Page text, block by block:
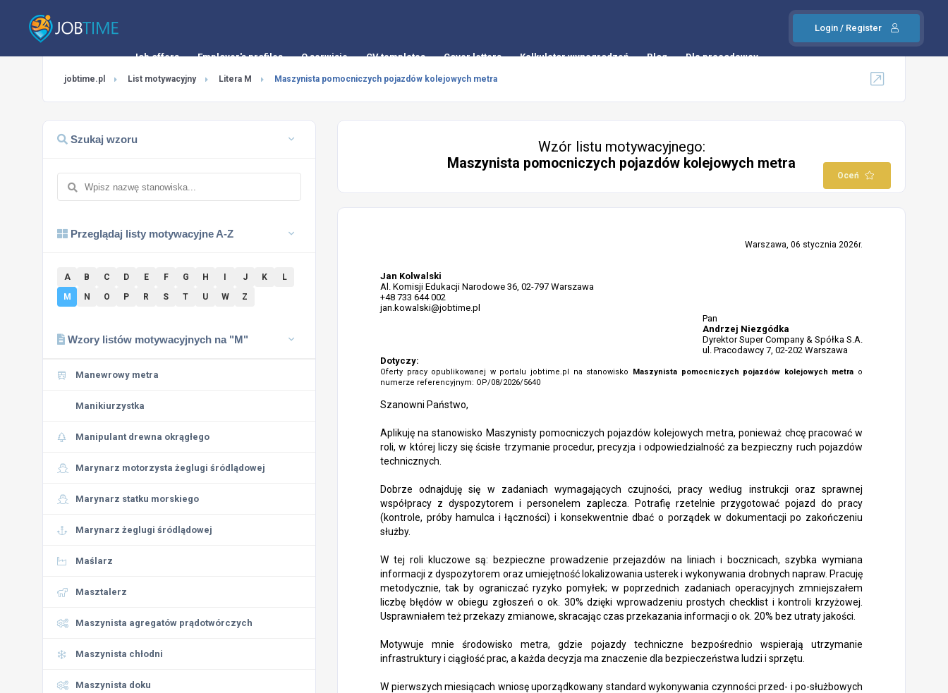
Login / Register
Job offers Employer's profiles O serwisie CV templates Cover letters Kalkulator wynagrodzeń Blog Dla pracodawcy
jobtime.pl List motywacyjny Litera M Maszynista pomocniczych pojazdów kolejowych metra
Szukaj wzoru
Przeglądaj listy motywacyjne A-Z
A B C D E F G H J K
L
M
N O P R S T U W Z
Wzory listów motywacyjnych na "M"
Manewrowy metra
Manikiurzystka
Manipulant drewna okrągłego
Marynarz motorzysta żeglugi śródlądowej
Marynarz statku morskiego
Marynarz żeglugi śródlądowej
Maślarz
Masztalerz
Maszynista agregatów prądotwórczych
Maszynista chłodni
Maszynista doku
Wzór listu motywacyjnego:
Maszynista pomocniczych pojazdów kolejowych metra
Oceń
Warszawa, 06 stycznia 2026r.
Jan Kolwalski
Al. Komisji Edukacji Narodowe 36, 02-797 Warszawa
+48 733 644 002
jan.kowalski@jobtime.pl
Pan
Andrzej Niezgódka
Dyrektor Super Company & Spółka S.A.
ul. Pracodawcy 7, 02-202 Warszawa
Dotyczy:
Oferty pracy opublikowanej w portalu jobtime.pl na stanowisko Maszynista pomocniczych pojazdów kolejowych metra o
numerze referencyjnym: OP/08/2026/5640
Szanowni Państwo,
Aplikuję na stanowisko Maszynisty pomocniczych pojazdów kolejowych metra, ponieważ chcę pracować w
roli, w której liczy się ścisłe trzymanie procedur, precyzja i odpowiedzialność za bezpieczny ruch pojazdów
technicznych.
Dobrze odnajduję się w zadaniach wymagających czujności, pracy według instrukcji oraz sprawnej
współpracy z dyspozytorem i personelem zaplecza. Potrafię rzetelnie przygotować pojazd do pracy
(kontrole, próby hamulca i łączności) i konsekwentnie dbać o porządek w dokumentacji po zakończeniu
służby.
W tej roli kluczowe są: bezpieczne prowadzenie przejazdów na liniach i bocznicach, szybka wymiana
informacji z dyspozytorem oraz umiejętność lokalizowania usterek i wykonywania drobnych napraw. Pracuję
metodycznie, tak by ograniczać ryzyko pomyłek; w poprzednich zadaniach operacyjnych zmniejszałem
liczbę błędów w obiegu zgłoszeń o ok. 30% dzięki wprowadzeniu prostych checklist i kontroli krzyżowej.
Usprawniałem też przekazy zmianowe, skracając czas przekazania informacji o ok. 20% bez utraty jakości.
Motywuje mnie środowisko metra, gdzie pojazdy techniczne bezpośrednio wspierają utrzymanie
infrastruktury i ciągłość prac, a każda decyzja ma znaczenie dla bezpieczeństwa ludzi i sprzętu.
W pierwszych miesiącach wniosę uporządkowany standard wykonywania czynności przed- i po-służbowych